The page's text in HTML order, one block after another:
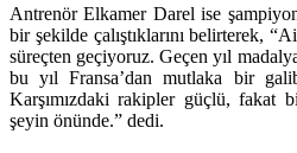
Antrenör Elkamer Darel ise
bir şekilde çalıştıklarını belirterek,
süreçten geçiyoruz. Geçen yıl
bu yıl Fransa’dan mutlaka bir
Karşımızdaki rakipler güçlü, fakat
şeyin önünde.” dedi.